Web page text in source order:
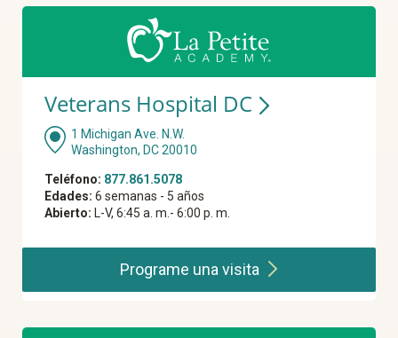
Veterans Hospital DC
1 Michigan Ave. N.W.
Washington, DC 20010
Teléfono: 877.861.5078
Edades: 6 semanas - 5 años
Abierto: L-V, 6:45 a. m.- 6:00 p. m.
Programe unavisita